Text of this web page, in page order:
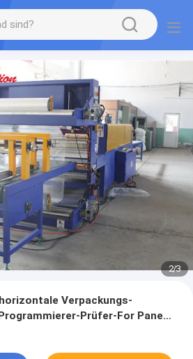
2/3
Verpackungs-
Prüfer-For Panel